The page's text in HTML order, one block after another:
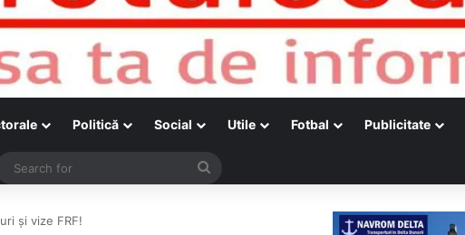
Politică Social Utile Fotbal Publicitate
Search
și vize FRF!